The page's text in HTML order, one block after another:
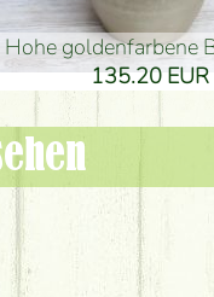
hohe goldenfarbene
135.20 EUR